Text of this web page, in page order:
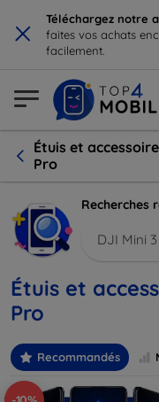
× Téléchargez notre
faites vos achats
facilement.
Étuis et
Pro
Recherches
DJI Mini
Étuis et
Pro
Recommandés